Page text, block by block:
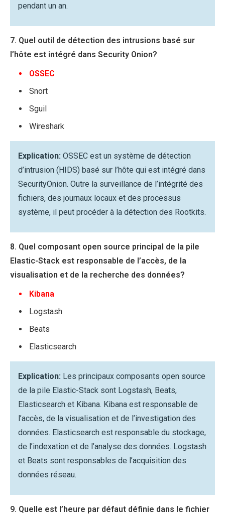
pendant un an.
7. Quel outil de détection des intrusions basé sur
l’hôte est intégré dans Security Onion?
OSSEC
Snort
Sguil
Wireshark
Explication: OSSEC est un système de détection
d’intrusion (HIDS) basé sur l’hôte qui est intégré dans
SecurityOnion. Outre la surveillance de l’intégrité des
fichiers, des journaux locaux et des processus
système, il peut procéder à la détection des Rootkits.
8. Quel composant open source principal de la pile
Elastic-Stack est responsable de l’accès, de la
visualisation et de la recherche des données?
Kibana
Logstash
Beats
Elasticsearch
Explication: Les principaux composants open source
de la pile Elastic-Stack sont Logstash, Beats,
Elasticsearch et Kibana. Kibana est responsable de
l’accès, de la visualisation et de l’investigation des
données. Elasticsearch est responsable du stockage,
de l’indexation et de l’analyse des données. Logstash
et Beats sont responsables de l’acquisition des
données réseau.
9. Quelle est l’heure par défaut définie dans le fichier